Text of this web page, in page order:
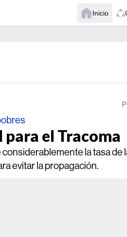
Inicio
el Tracoma
la tasa de
evitar la propagación.